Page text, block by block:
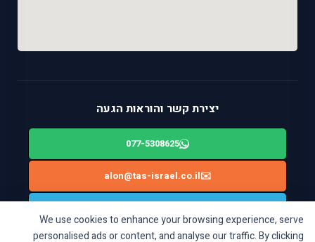
We use cookies to enhance your browsing experience, serve
personalised ads or content, and analyse our traffic. By clicking
יצירת קשר והוראות הגעה
077-5308625
✉️
alon@tas-israel.co.il